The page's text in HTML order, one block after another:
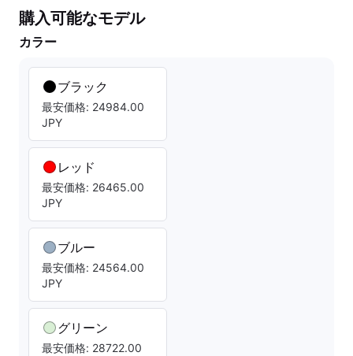
購入可能なモデル
カラー
ブラック
最安価格: 24984.00
JPY
レッド
最安価格: 26465.00
JPY
ブルー
最安価格: 24564.00
JPY
グリーン
最安価格: 28722.00